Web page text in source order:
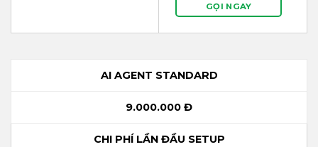
GỌI NGAY
AI AGENT STANDARD
9.000.000 Đ
CHI PHÍ LẦN ĐẦU SETUP